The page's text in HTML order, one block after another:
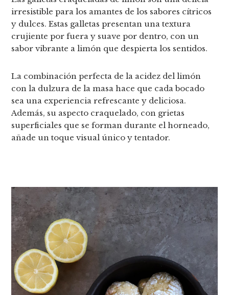
irresistible para los amantes de los sabores cítricos
y dulces. Estas galletas presentan una textura
crujiente por fuera y suave por dentro, con un
sabor vibrante a limón que despierta los sentidos.
La combinación perfecta de la acidez del limón
con la dulzura de la masa hace que cada bocado
sea una experiencia refrescante y deliciosa.
Además, su aspecto craquelado, con grietas
superficiales que se forman durante el horneado,
añade un toque visual único y tentador.